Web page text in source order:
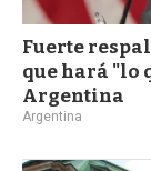
Fuerte
que hará "lo
Argentina
Argentina